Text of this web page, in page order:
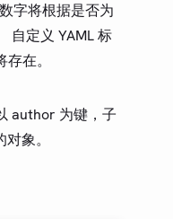
字将根据是否为
自定义 YAML 标
在。
author 为键，子
象。